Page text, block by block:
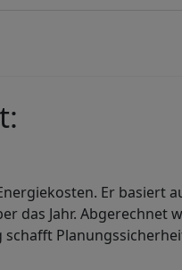
Er basiert
das Jahr. Abgerechnet